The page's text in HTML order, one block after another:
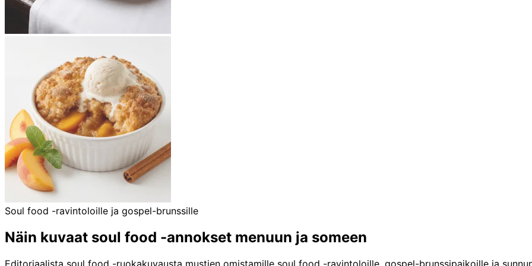
Soul food -ravintoloille ja gospel-brunssille
Näin kuvaat soul food -annokset menuun ja someen
Editoriaalista soul food -ruokakuvausta mustien omistamille soul food -ravintoloille, gospel-brunssipaikoille ja